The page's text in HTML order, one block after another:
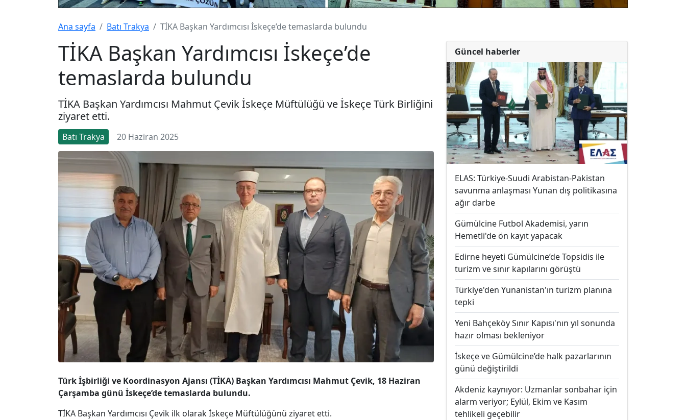
Ana sayfa Batı Trakya TİKA Başkan Yardımcısı İskeçe’de temaslarda bulundu
TİKA Başkan Yardımcısı İskeçe’de
temaslarda bulundu
TİKA Başkan Yardımcısı Mahmut Çevik İskeçe Müftülüğü ve İskeçe Türk Birliğini
ziyaret etti.
Batı Trakya 20 Haziran 2025
Türk İşbirliği ve Koordinasyon Ajansı (TİKA) Başkan Yardımcısı Mahmut Çevik, 18 Haziran
Çarşamba günü İskeçe’de temaslarda bulundu.
TİKA Başkan Yardımcısı Çevik ilk olarak İskeçe Müftülüğünü ziyaret etti.
Güncel haberler
ELAS: Türkiye-Suudi Arabistan-Pakistan
savunma anlaşması Yunan dış politikasına
ağır darbe
Gümülcine Futbol Akademisi, yarın
Hemetli'de ön kayıt yapacak
Edirne heyeti Gümülcine’de Topsidis ile
turizm ve sınır kapılarını görüştü
Türkiye'den Yunanistan'ın turizm planına
tepki
Yeni Bahçeköy Sınır Kapısı'nın yıl sonunda
hazır olması bekleniyor
İskeçe ve Gümülcine’de halk pazarlarının
günü değiştirildi
Akdeniz kaynıyor: Uzmanlar sonbahar için
alarm veriyor; Eylül, Ekim ve Kasım
tehlikeli geçebilir